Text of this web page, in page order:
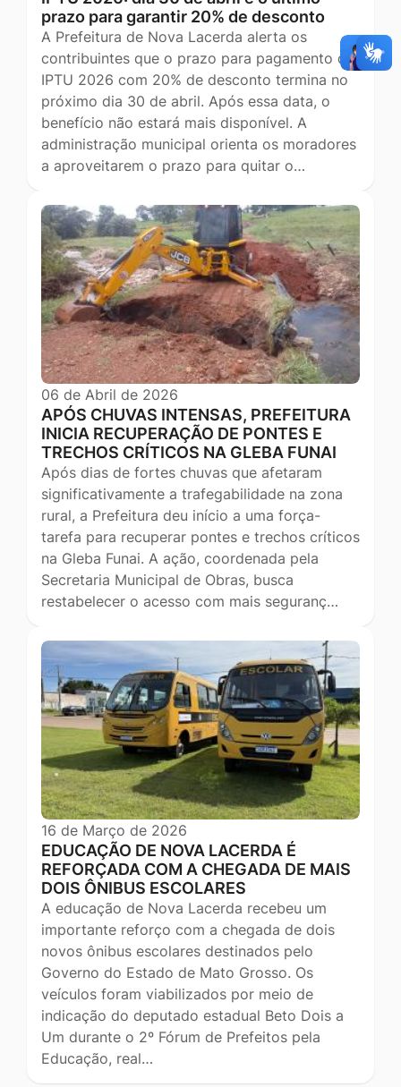
prazo para garantir 20% de desconto
A Prefeitura de Nova Lacerda alerta os
contribuintes que o prazo para pagamento do
IPTU 2026 com 20% de desconto termina no
próximo dia 30 de abril. Após essa data, o
benefício não estará mais disponível. A
administração municipal orienta os moradores
a aproveitarem o prazo para quitar o…
06 de Abril de 2026
APÓS CHUVAS INTENSAS, PREFEITURA
INICIA RECUPERAÇÃO DE PONTES E
TRECHOS CRÍTICOS NA GLEBA FUNAI
Após dias de fortes chuvas que afetaram
significativamente a trafegabilidade na zona
rural, a Prefeitura deu início a uma força-
tarefa para recuperar pontes e trechos críticos
na Gleba Funai. A ação, coordenada pela
Secretaria Municipal de Obras, busca
restabelecer o acesso com mais seguranç…
16 de Março de 2026
EDUCAÇÃO DE NOVA LACERDA É
REFORÇADA COM A CHEGADA DE MAIS
DOIS ÔNIBUS ESCOLARES
A educação de Nova Lacerda recebeu um
importante reforço com a chegada de dois
novos ônibus escolares destinados pelo
Governo do Estado de Mato Grosso. Os
veículos foram viabilizados por meio de
indicação do deputado estadual Beto Dois a
Um durante o 2º Fórum de Prefeitos pela
Educação, real…